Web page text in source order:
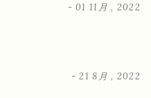
- 01 11月 , 2022
- 21 8月 , 2022